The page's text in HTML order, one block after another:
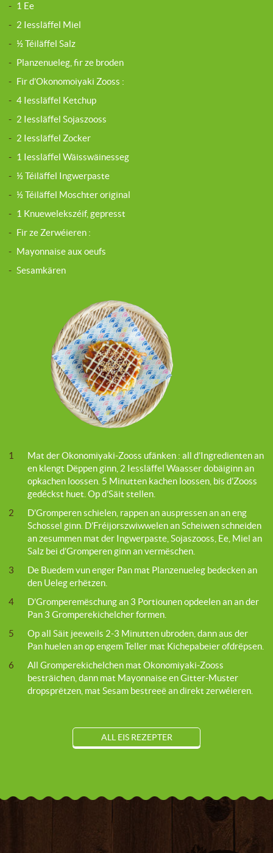
- 1 Ee
- 2 Iessläffel Miel
- ½ Téiläffel Salz
- Planzenueleg, fir ze broden
- Fir d’Okonomoiyaki Zooss :
- 4 Iessläffel Ketchup
- 2 Iessläffel Sojaszooss
- 2 Iessläffel Zocker
- 1 Iessläffel Wäisswäinesseg
- ½ Téiläffel Ingwerpaste
- ½ Téiläffel Moschter original
- 1 Knuewelekszéif, gepresst
- Fir ze Zerwéieren :
- Mayonnaise aux oeufs
- Sesamkären
1
Mat der Okonomiyaki-Zooss ufänken : all d’Ingredienten an
en klengt Dëppen ginn, 2 Iessläffel Waasser dobäiginn an
opkachen loossen. 5 Minutten kachen loossen, bis d’Zooss
gedéckst huet. Op d’Säit stellen.
2
D’Gromperen schielen, rappen an auspressen an an eng
Schossel ginn. D’Fréijorszwiwwelen an Scheiwen schneiden
an zesummen mat der Ingwerpaste, Sojaszooss, Ee, Miel an
Salz bei d’Gromperen ginn an vermëschen.
3
De Buedem vun enger Pan mat Planzenueleg bedecken an
den Ueleg erhëtzen.
4
D’Gromperemëschung an 3 Portiounen opdeelen an an der
Pan 3 Gromperekichelcher formen.
5
Op all Säit jeeweils 2-3 Minutten ubroden, dann aus der
Pan huelen an op engem Teller mat Kichepabeier ofdrëpsen.
6
All Gromperekichelchen mat Okonomiyaki-Zooss
besträichen, dann mat Mayonnaise en Gitter-Muster
dropsprëtzen, mat Sesam bestreeë an direkt zerwéieren.
ALL EIS REZEPTER